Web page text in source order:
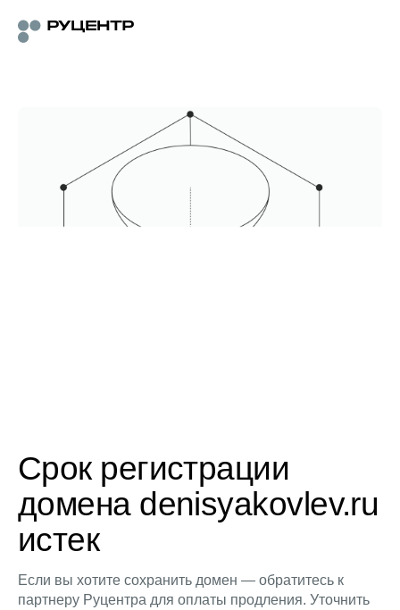
Срок регистрации
домена denisyakovlev.ru
истек
Если вы хотите сохранить домен — обратитесь к
партнеру Руцентра для оплаты продления. Уточнить